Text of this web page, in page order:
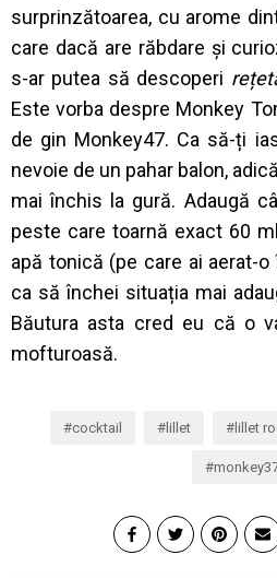
surprinzătoarea, cu arome
care dacă are răbdare și
s-ar putea să descoperi
Este vorba despre Monkey
de gin Monkey47. Ca să-ți
nevoie de un pahar balon,
mai închis la gură. Adaugă
peste care toarnă exact 60
apă tonică (pe care ai aerat-
ca să închei situația mai
Băutura asta cred eu că o
mofturoasă.
cocktail lillet lillet